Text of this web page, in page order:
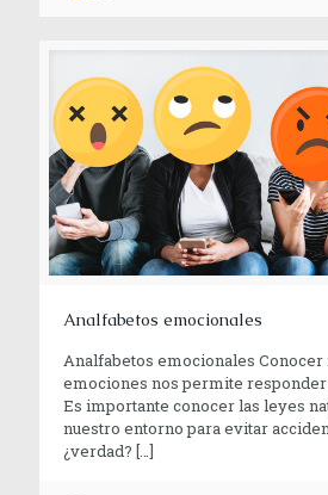
Analfabetos emocionales
Analfabetos emocionales Conocer
emociones nos permite
Es importante conocer las leyes
nuestro entorno para evitar
¿verdad? […]